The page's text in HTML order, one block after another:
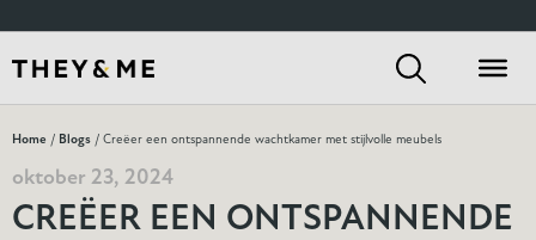
Home / Blogs / Creëer een ontspannende wachtkamer met stijlvolle meubels
oktober 23, 2024
CREËER EEN ONTSPANNENDE